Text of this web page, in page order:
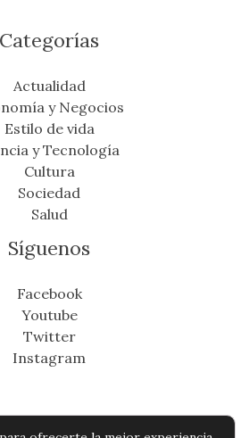
Categorías
Actualidad
y Negocios
Estilo de vida
y Tecnología
Cultura
Sociedad
Salud
Síguenos
Facebook
Youtube
Twitter
Instagram